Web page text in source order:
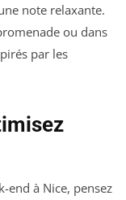
note relaxante.
ou dans
par les
à Nice, pensez